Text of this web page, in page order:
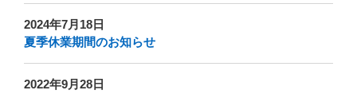
2024年7月18日
夏季休業期間のお知らせ
2022年9月28日